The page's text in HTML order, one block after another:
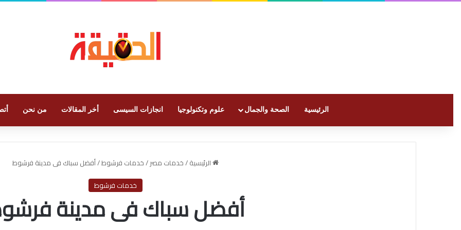
الرئيسية الصحة والجمال علوم وتكنولوجيا انجازات السيسى أخر المقالات من نحن
الرئيسية/خدمات مصر/خدمات فرشوط/أفضل سباك فى مدينة فرشوط
خدمات فرشوط
أفضل سباك فى مدينة